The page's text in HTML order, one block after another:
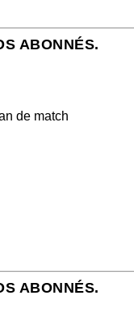
ABONNÉS.
de match
ABONNÉS.